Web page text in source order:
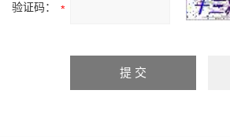
验证码：